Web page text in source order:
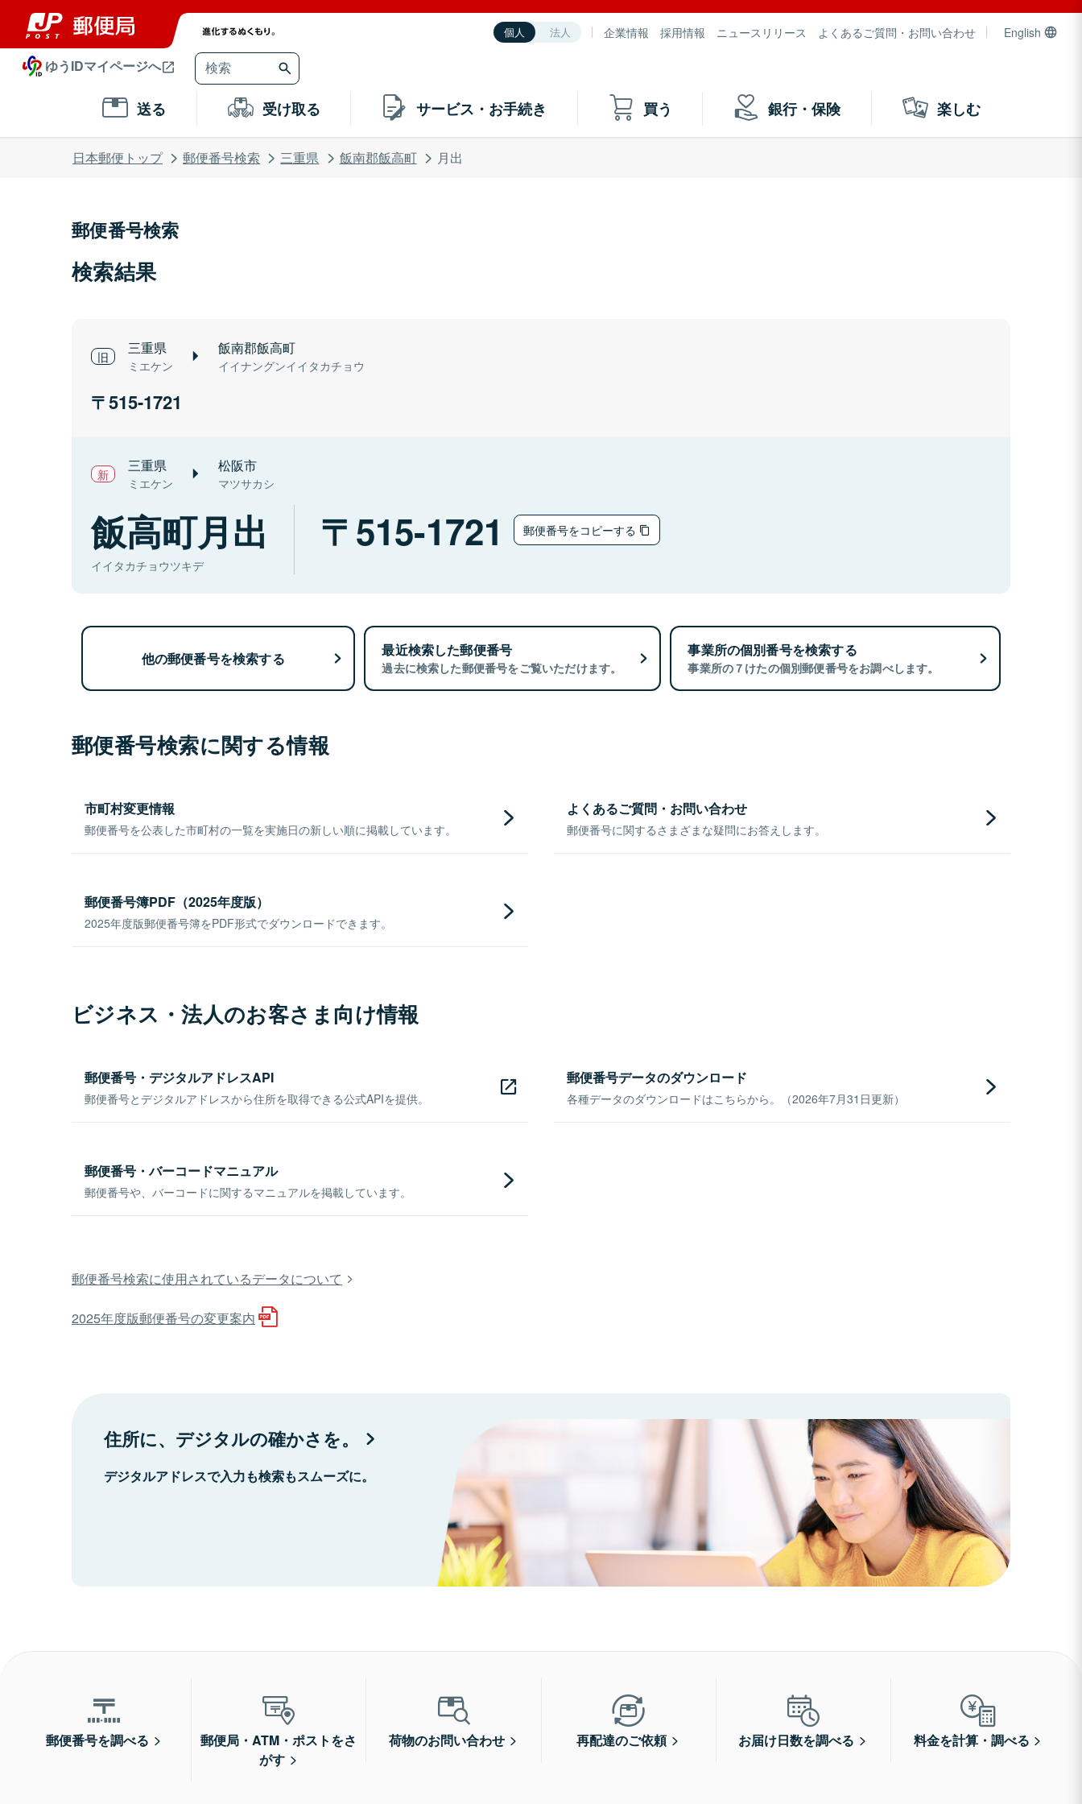
個人 法人 企業情報 採用情報 ニュースリリース よくあるご質問・お問い合わせ English
ゆうIDマイページへ
送る 受け取る サービス・お手続き 買う 銀行・保険 楽しむ
日本郵便トップ 郵便番号検索 三重県 飯南郡飯高町 月出
郵便番号検索
検索結果
三重県
ミエケン
飯南郡飯高町
イイナングンイイタカチョウ
515-1721
三重県
ミエケン
松阪市
マツサカシ
飯高町月出
イイタカチョウツキデ
515-1721 郵便番号をコピーする
他の郵便番号を検索する 最近検索した郵便番号
過去に検索した郵便番号をご覧いただけます。
事業所の個別番号を検索する
事業所の７けたの個別郵便番号をお調べします。
郵便番号検索に関する情報
市町村変更情報
郵便番号を公表した市町村の一覧を実施日の新しい順に掲載しています。
よくあるご質問・お問い合わせ
郵便番号に関するさまざまな疑問にお答えします。
郵便番号簿PDF（2025年度版）
2025年度版郵便番号簿をPDF形式でダウンロードできます。
ビジネス・法人のお客さま向け情報
郵便番号・デジタルアドレスAPI
郵便番号とデジタルアドレスから住所を取得できる公式APIを提供。
郵便番号データのダウンロード
各種データのダウンロードはこちらから。（2026年7月31日更新）
郵便番号・バーコードマニュアル
郵便番号や、バーコードに関するマニュアルを掲載しています。
郵便番号検索に使用されているデータについて
2025年度版郵便番号の変更案内
住所に、デジタルの確かさを。
デジタルアドレスで入力も検索もスムーズに。
郵便番号を調べる
郵便局・ATM・ポストをさ
がす
荷物のお問い合わせ 再配達のご依頼 お届け日数を調べる 料金を計算・調べる